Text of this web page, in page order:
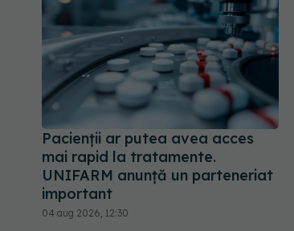
Pacienții ar putea avea acces
mai rapid la tratamente.
UNIFARM anunță un parteneriat
important
04 aug 2026, 12:30